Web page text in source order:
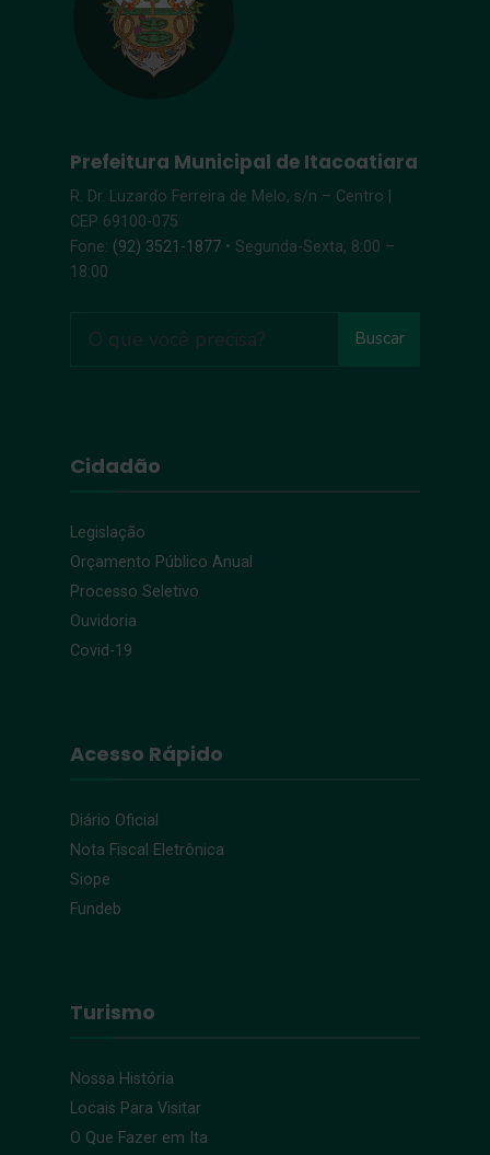
Prefeitura Municipal de Itacoatiara
R. Dr. Luzardo Ferreira de Melo, s/n – Centro |
CEP 69100-075
Fone: (92) 3521-1877 • Segunda-Sexta, 8:00 –
18:00
Buscar
Cidadão
Legislação
Orçamento Público Anual
Processo Seletivo
Ouvidoria
Covid-19
Acesso Rápido
Diário Oficial
Nota Fiscal Eletrônica
Siope
Fundeb
Turismo
Nossa História
Locais Para Visitar
O Que Fazer em Ita